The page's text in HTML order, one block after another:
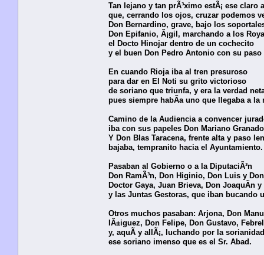
Tan lejano y tan prÃ³ximo estÃ¡ ese claro
que, cerrando los ojos, cruzar podemos
Don Bernardino, grave, bajo los
Don Epifanio, Ã¡gil, marchando a los
el Docto Hinojar dentro de un cochecito
y el buen Don Pedro Antonio con su paso
En cuando Rioja iba al tren presuroso
para dar en El Noti su grito victorioso
de soriano que triunfa, y era la verdad
pues siempre habÃ­a uno que llegaba a la
Camino de la Audiencia a convencer
iba con sus papeles Don Mariano
Y Don Blas Taracena, frente alta y paso
bajaba, tempranito hacia el Ayuntamiento.
Pasaban al Gobierno o a la DiputaciÃ³n
Don RamÃ³n, Don Higinio, Don Luis y
Doctor Gaya, Juan Brieva, Don JoaquÃ­n y
y las Juntas Gestoras, que iban bucando
Otros muchos pasaban: Arjona, Don
IÃ±iguez, Don Felipe, Don Gustavo, Febrel
y, aquÃ­ y allÃ¡, luchando por la sorianidad
ese soriano imenso que es el Sr. Abad.